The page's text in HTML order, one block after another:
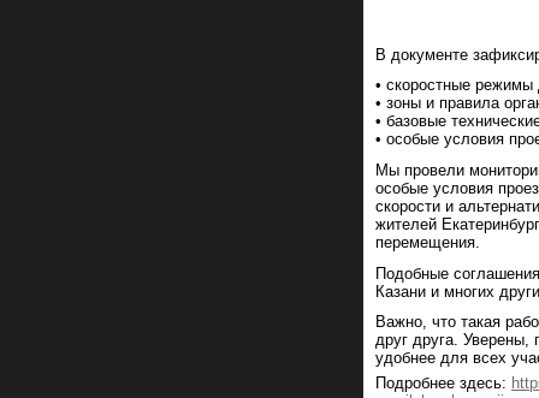
В документе
• скоростные режимы
• зоны и правила
• базовые
• особые условия
Мы провели
особые условия
скорости и
жителей
перемещения.
Подобные
Казани и многих
Важно, что такая
друг друга. Уверены,
удобнее для всех
Подробнее здесь: